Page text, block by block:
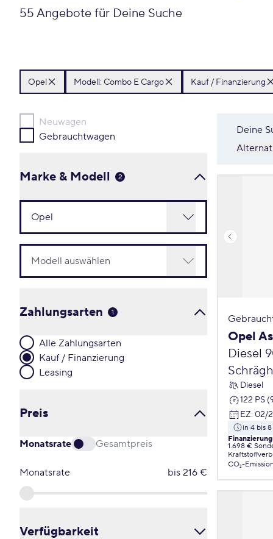
55 Angebote für Deine Suche
Opel Modell: Combo E Cargo Kauf / Finanzierung
Neuwagen
Gebrauchtwagen
Marke & Modell 2
Zahlungsarten 1
Alle Zahlungsarten
Kauf / Finanzierung
Leasing
Preis
Monatsrate Gesamtpreis
Monatsrate bis 216 €
Verfügbarkeit
Deine
Opel
Diesel
Diesel
122 PS
EZ: 02/
in 4 bis
1.698 €
CO₂-